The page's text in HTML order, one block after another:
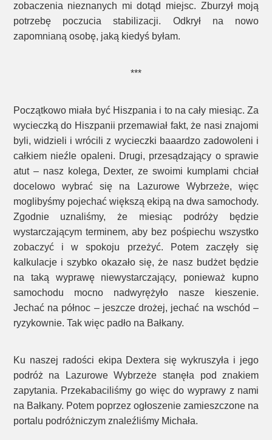
zobaczenia nieznanych mi dotąd miejsc. Zburzył moją
potrzebę poczucia stabilizacji. Odkrył na nowo
zapomnianą osobę, jaką kiedyś byłam.
***
Początkowo miała być Hiszpania i to na cały miesiąc. Za
wycieczką do Hiszpanii przemawiał fakt, że nasi znajomi
byli, widzieli i wrócili z wycieczki baaardzo zadowoleni i
całkiem nieźle opaleni. Drugi, przesądzający o sprawie
atut – nasz kolega, Dexter, ze swoimi kumplami chciał
docelowo wybrać się na Lazurowe Wybrzeże, więc
moglibyśmy pojechać większą ekipą na dwa samochody.
Zgodnie uznaliśmy, że miesiąc podróży będzie
wystarczającym terminem, aby bez pośpiechu wszystko
zobaczyć i w spokoju przeżyć. Potem zaczęły się
kalkulacje i szybko okazało się, że nasz budżet będzie
na taką wyprawę niewystarczający, ponieważ kupno
samochodu mocno nadwyrężyło nasze kieszenie.
Jechać na północ – jeszcze drożej, jechać na wschód –
ryzykownie. Tak więc padło na Bałkany.
Ku naszej radości ekipa Dextera się wykruszyła i jego
podróż na Lazurowe Wybrzeże stanęła pod znakiem
zapytania. Przekabaciliśmy go więc do wyprawy z nami
na Bałkany. Potem poprzez ogłoszenie zamieszczone na
portalu podróżniczym znaleźliśmy Michała.